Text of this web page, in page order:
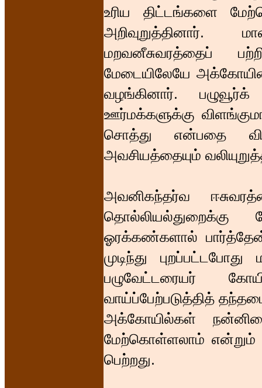
உரிய திட்டங்களை
அறிவுறுத்தினார்.
மறவனீசுவரத்தைப்
மேடையிலேயே
வழங்கினார்.
ஊர்மக்களுக்கு
சொத்து என்பதை
அவசியத்தையும்
அவனிகந்தர்வ
ஓரக்கண்களால்
முடிந்து
பழுவேட்டரையர்
வாய்ப்பேற்படுத்தித்
அக்கோயில்கள்
மேற்கொள்ளலாம் என்றும்
பெற்றது.